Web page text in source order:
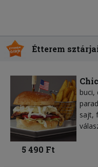
Étterem
buci,
sajt,
5 490 Ft